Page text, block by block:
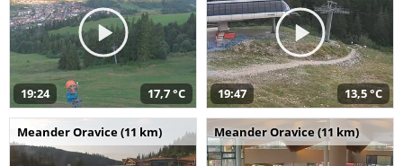
19:24 17,7 °C 19:47 13,5 °C
Meander Oravice (11 km) Meander Oravice (11 km)